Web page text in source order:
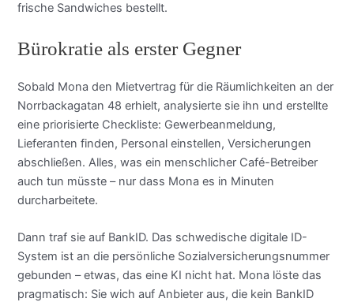
frische Sandwiches bestellt.
Bürokratie als erster Gegner
Sobald Mona den Mietvertrag für die Räumlichkeiten an der
Norrbackagatan 48 erhielt, analysierte sie ihn und erstellte
eine priorisierte Checkliste: Gewerbeanmeldung,
Lieferanten finden, Personal einstellen, Versicherungen
abschließen. Alles, was ein menschlicher Café-Betreiber
auch tun müsste – nur dass Mona es in Minuten
durcharbeitete.
Dann traf sie auf BankID. Das schwedische digitale ID-
System ist an die persönliche Sozialversicherungsnummer
gebunden – etwas, das eine KI nicht hat. Mona löste das
pragmatisch: Sie wich auf Anbieter aus, die kein BankID